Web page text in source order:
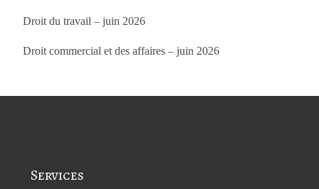
Droit du travail – juin 2026
Droit commercial et des affaires – juin 2026
Services